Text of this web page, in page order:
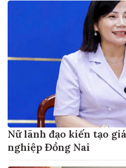
Nữ lãnh đạo kiến tạo
nghiệp Đồng Nai